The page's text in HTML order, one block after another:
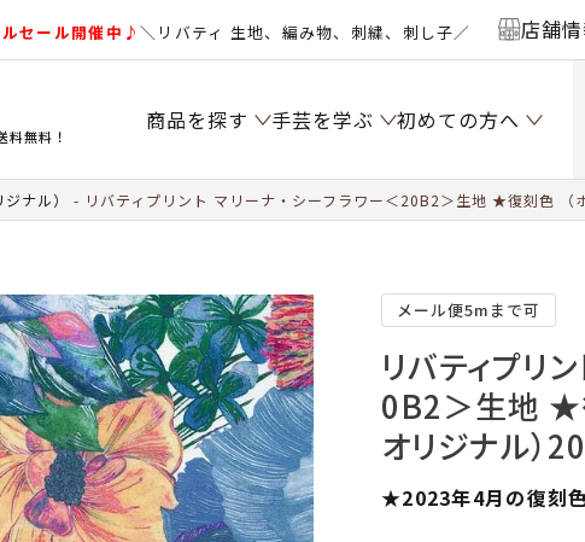
ルセール開催中♪＼リバティ 生地、編み物、刺繍、刺し子／ 店舗
無料！
商品を探す 手芸を学ぶ 初めての方へ
ナル） リバティプリント マリーナ・シーフラワー＜20B2＞生地 ★復刻色 （
メール便5mまで可
リバティプリ
0B2＞生地 ★
オリジナル）
★2023年4月の復刻